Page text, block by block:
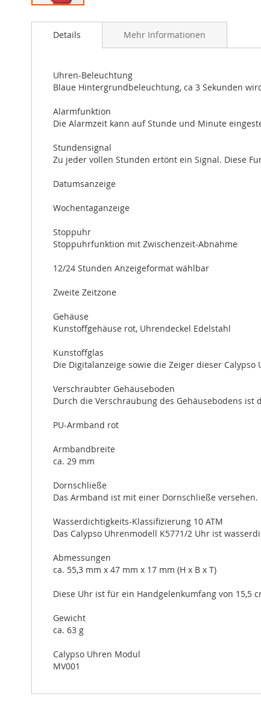
Anfang
Details
Uhren-Beleuchtung
Blaue Hintergrundbeleuchtung, ca 3 Sekunden
Alarmfunktion
Die Alarmzeit kann auf Stunde und Minute
Stundensignal
Zu jeder vollen Stunden ertönt ein Signal. Diese
Datumsanzeige
Wochentaganzeige
Stoppuhr
Stoppuhrfunktion mit Zwischenzeit-Abnahme
12/24 Stunden Anzeigeformat wählbar
Zweite Zeitzone
Gehäuse
Kunstoffgehäuse rot, Uhrendeckel Edelstahl
Kunstoffglas
Die Digitalanzeige sowie die Zeiger dieser
Verschraubter Gehäuseboden
Durch die Verschraubung des Gehäusebodens
PU-Armband rot
Armbandbreite
ca. 29 mm
Dornschließe
Das Armband ist mit einer Dornschließe versehen.
Wasserdichtigkeits-Klassifizierung 10 ATM
Das Calypso Uhrenmodell K5771/2 Uhr ist
Abmessungen
ca. 55,3 mm x 47 mm x 17 mm (H x B x T)
Diese Uhr ist für ein Handgelenkumfang von 15,5
Gewicht
ca. 63 g
Calypso Uhren Modul
MV001
Mehr Informationen